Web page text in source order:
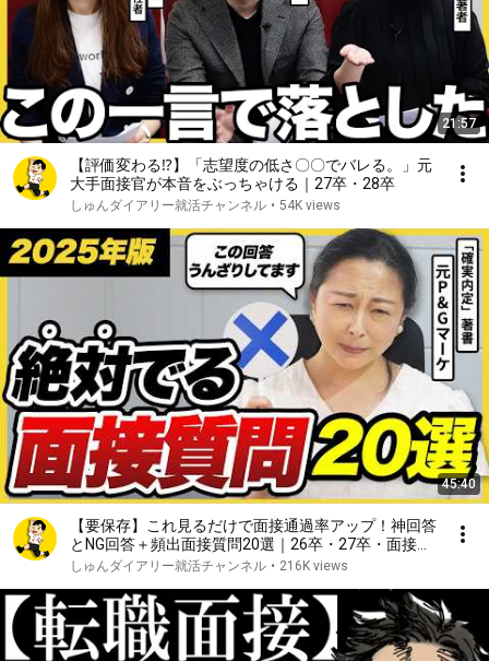
21:57
【評価変わる⁉︎】「志望度の低さ〇〇でバレる。」元
大手面接官が本音をぶっちゃける｜27卒・28卒
しゅんダイアリー就活チャンネル • 54K views
45:40
【要保存】これ見るだけで面接通過率アップ！神回答
とNG回答＋頻出面接質問20選｜26卒・27卒・面接対
策しゅんダイアリー就活チャンネル • 216K views